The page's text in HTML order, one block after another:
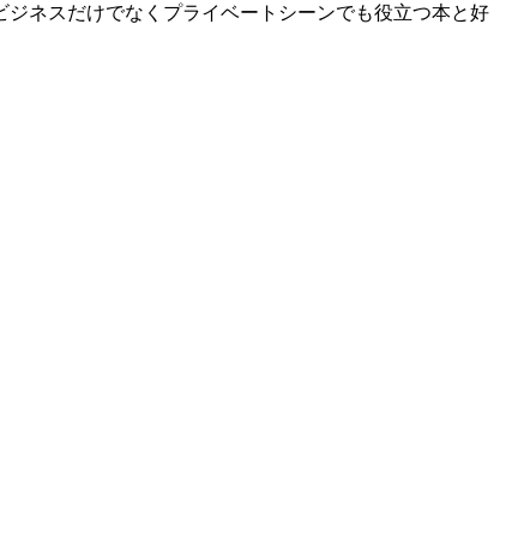
ネスだけでなくプライベートシーンでも役立つ本と好